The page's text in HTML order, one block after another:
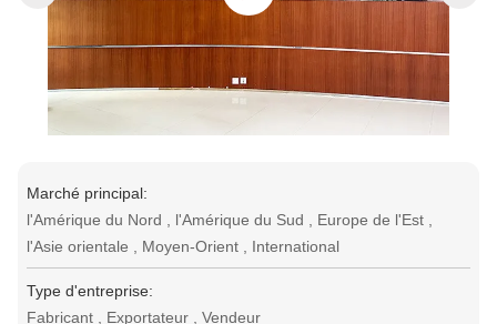
Marché principal:
l'Amérique du Nord , l'Amérique du Sud , Europe de l'Est ,
l'Asie orientale , Moyen-Orient , International
Type d'entreprise:
Fabricant , Exportateur , Vendeur